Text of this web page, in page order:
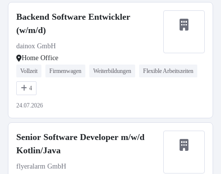
Backend Software Entwickler
(w/m/d)
dainox GmbH
Home Office
Vollzeit Firmenwagen Weiterbildungen Flexible Arbeitszeiten
4
24.07.2026
Senior Software Developer m/w/d
Kotlin/Java
flyeralarm GmbH